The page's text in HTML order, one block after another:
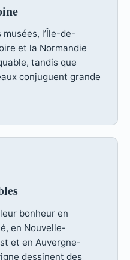
l’Île-de-
et la Normandie
tandis que
conjuguent grande
bonheur en
en Nouvelle-
et en Auvergne-
dessinent des